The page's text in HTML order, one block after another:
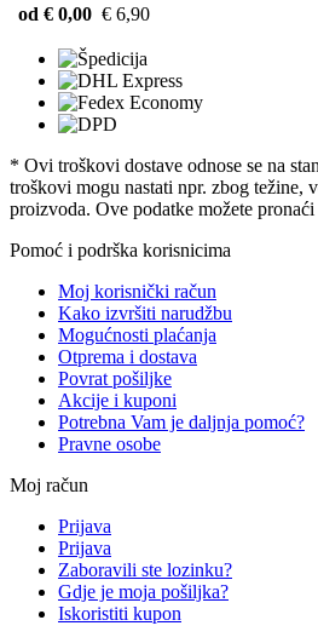
od € 0,00 € 6,90
* Ovi troškovi dostave odnose se na
troškovi mogu nastati npr. zbog težine,
proizvoda. Ove podatke možete
Pomoć i podrška korisnicima
Moj korisnički račun
Kako izvršiti narudžbu
Mogućnosti plaćanja
Otprema i dostava
Povrat pošiljke
Akcije i kuponi
Potrebna Vam je daljnja pomoć?
Pravne osobe
Moj račun
Prijava
Prijava
Zaboravili ste lozinku?
Gdje je moja pošiljka?
Iskoristiti kupon